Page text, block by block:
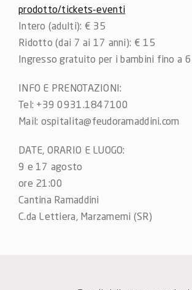
prodotto/tickets-eventi
Intero (adulti): € 35
Ridotto (dai 7 ai 17 anni): € 15
Ingresso gratuito per i bambini fino a 6
INFO E PRENOTAZIONI:
Tel: +39 0931.1847100
Mail: ospitalita@feudoramaddini.com
DATE, ORARIO E LUOGO:
9 e 17 agosto
ore 21:00
Cantina Ramaddini
C.da Lettiera, Marzamemi (SR)